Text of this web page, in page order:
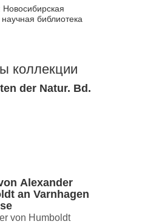
библиотека
коллекции
der Natur. Bd.
Alexander
an Varnhagen
von Humboldt